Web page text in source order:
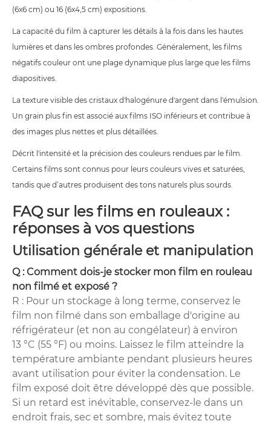
(6x6 cm) ou 16 (6x4,5 cm) expositions.
La capacité du film à capturer les détails à la fois dans les hautes
lumières et dans les ombres profondes. Généralement, les films
négatifs couleur ont une plage dynamique plus large que les films
diapositives.
La texture visible des cristaux d'halogénure d'argent dans l'émulsion.
Un grain plus fin est associé aux films ISO inférieurs et contribue à
des images plus nettes et plus détaillées.
Décrit l'intensité et la précision des couleurs rendues par le film.
Certains films sont connus pour leurs couleurs vives et saturées,
tandis que d’autres produisent des tons naturels plus sourds.
FAQ sur les films en rouleaux :
réponses à vos questions
Utilisation générale et manipulation
Q : Comment dois-je stocker mon film en rouleau
non filmé et exposé ?
R : Pour un stockage à long terme, conservez le
film non filmé dans son emballage d'origine au
réfrigérateur (et non au congélateur) à environ
13 °C (55 °F) ou moins. Laissez le film atteindre la
température ambiante pendant plusieurs heures
avant utilisation pour éviter la condensation. Le
film exposé doit être développé dès que possible.
Si un retard est inévitable, conservez-le dans un
endroit frais, sec et sombre, mais évitez toute